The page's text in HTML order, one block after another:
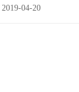
2019-04-20